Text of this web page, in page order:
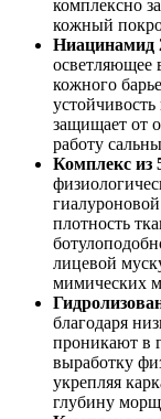
комплексно
кожный
Ниацинамид
осветляющее
кожного
защищает от
работу
Комплекс из
плотность
лицевой
мимических
благодаря
проникают в
выработку
укрепляя
глубину